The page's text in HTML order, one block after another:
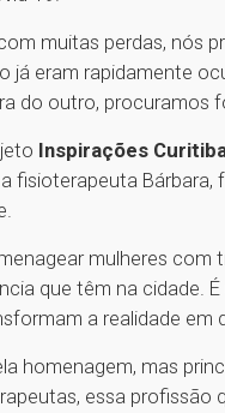
muitas perdas, nós
já eram rapidamente
do outro, procuramos
Inspirações
fisioterapeuta
mulheres com
que têm na cidade.
a realidade em
homenagem, mas
essa profissão